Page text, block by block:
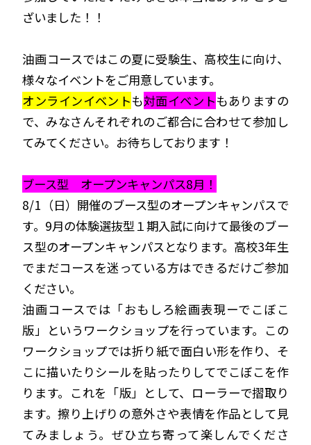
ざいました！！
油画コースではこの夏に受験生、高校生に向け、
様々なイベントをご用意しています。
オンラインイベントも対面イベントもありますの
で、みなさんそれぞれのご都合に合わせて参加し
てみてください。お待ちしております！
ブース型 オープンキャンパス8月！
8/1（日）開催のブース型のオープンキャンパスで
す。9月の体験選抜型１期入試に向けて最後のブー
ス型のオープンキャンパスとなります。高校3年生
でまだコースを迷っている方はできるだけご参加
ください。
油画コースでは「おもしろ絵画表現ーでこぼこ
版」というワークショップを行っています。この
ワークショップでは折り紙で面白い形を作り、そ
こに描いたりシールを貼ったりしてでこぼこを作
ります。これを「版」として、ローラーで摺取り
ます。擦り上げりの意外さや表情を作品として見
てみましょう。ぜひ立ち寄って楽しんでくださ